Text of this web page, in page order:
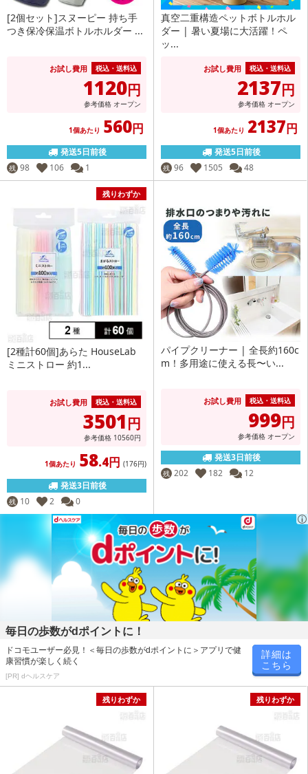
[2個セット]スヌーピー 持ち手
つき保冷保温ボトルホルダー ...
お試し費用 税込・送料込
1120円
参考価格 オープン
1個あたり 560円
発送5日前後
残 98 106 1
真空二重構造ペットボトルホル
ダー | 暑い夏場に大活躍！ペ
ッ...
お試し費用 税込・送料込
2137円
参考価格 オープン
1個あたり 2137円
発送5日前後
残 96 1505 48
残りわずか
[2種計60個]あらた HouseLab
ミニストロー 約1...
お試し費用 税込・送料込
3501円
参考価格 10560円
1個あたり 58.4円 (176円)
発送3日前後
残 10 2 0
パイプクリーナー | 全長約160c
m！多用途に使える長〜い...
お試し費用 税込・送料込
999円
参考価格 オープン
発送3日前後
残 202 182 12
毎日の歩数がdポイントに！
ドコモユーザー必見！＜毎日の歩数がdポイントに＞アプリで健
康習慣が楽しく続く
[PR] dヘルスケア
詳細は
こちら
残りわずか 残りわずか